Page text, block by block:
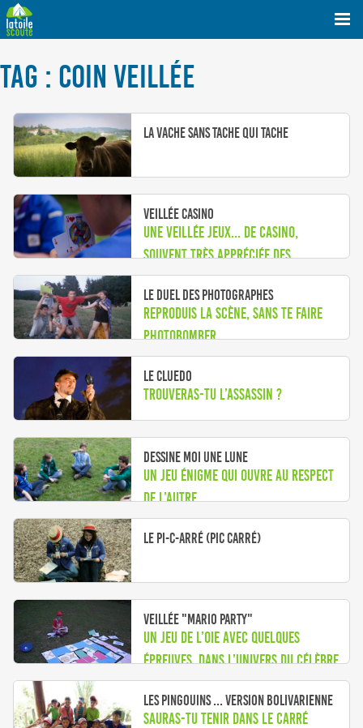
TAG : COIN VEILLÉE
La vache sans tache qui tache
Veillée Casino
Une veillée jeux... de casino,
souvent très appréciée des
louveteaux - jeannettes
Le duel des photographes
Reproduis la scène, sans te faire
photobomber
Le Cluedo
Trouveras-tu l’assassin ?
Dessine moi une lune
Un jeu énigme qui ouvre au respect
de l’autre
Le Pi-c-arré (Pic carré)
Veillée "Mario Party"
Un jeu de l’oie avec quelques
épreuves, dans l’univers du célèbre
jeu vidéo.
Les pingouins ... version bolivarienne
Sauras-tu tenir dans le carré